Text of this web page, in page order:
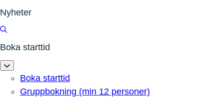
Nyheter
Boka starttid
Boka starttid
Gruppbokning (min 12 personer)